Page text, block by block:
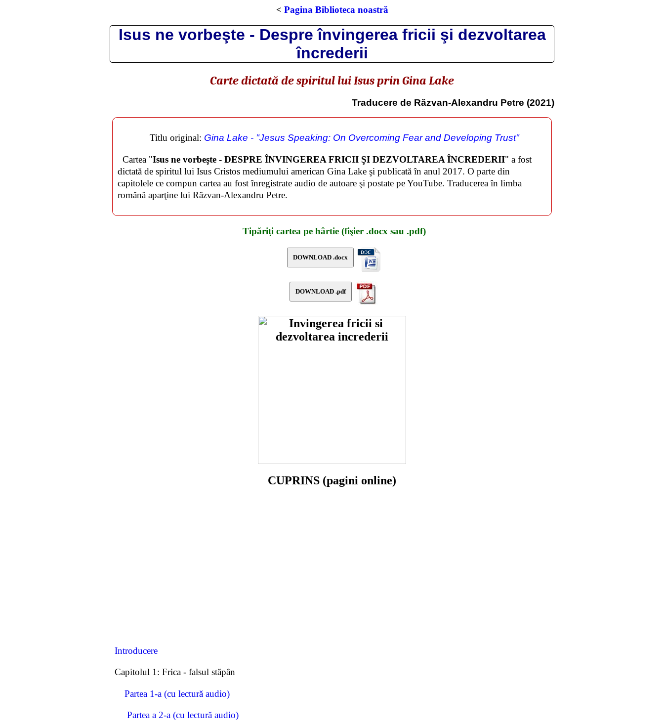
< Pagina Biblioteca noastră
Isus ne vorbeşte - Despre învingerea fricii şi dezvoltarea
încrederii
Carte dictată de spiritul lui Isus prin Gina Lake
Traducere de Răzvan-Alexandru Petre (2021)
Titlu original: Gina Lake - "Jesus Speaking: On Overcoming Fear and Developing Trust"
Cartea "Isus ne vorbeşte - DESPRE ÎNVINGEREA FRICII ŞI DEZVOLTAREA ÎNCREDERII" a fost
dictată de spiritul lui Isus Cristos mediumului american Gina Lake şi publicată în anul 2017. O parte din
capitolele ce compun cartea au fost înregistrate audio de autoare şi postate pe YouTube. Traducerea în limba
română aparţine lui Răzvan-Alexandru Petre.
Tipăriţi cartea pe hârtie (fişier .docx sau .pdf)
DOWNLOAD .docx
DOWNLOAD .pdf
CUPRINS (pagini online)
Introducere
Capitolul 1: Frica - falsul stăpân
Partea 1-a (cu lectură audio)
Partea a 2-a (cu lectură audio)